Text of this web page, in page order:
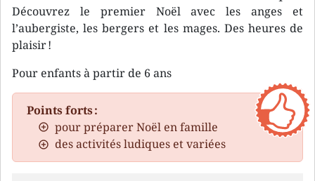
Découvrez le premier Noël avec les anges et
l’aubergiste, les bergers et les mages. Des heures de
plaisir !
Pour enfants à partir de 6 ans
Points forts :
pour préparer Noël en famille
des activités ludiques et variées